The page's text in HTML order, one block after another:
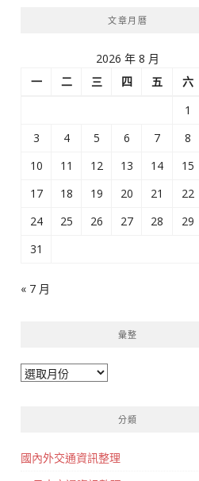
文章月曆
2026 年 8 月
一
二 三 四 五 六
1
3
4 5 6 7 8
10
11 12 13 14 15
17
18 19 20 21 22
24
25 26 27 28 29
31
« 7 月
彙整
彙
分類
國內外交通資訊整理